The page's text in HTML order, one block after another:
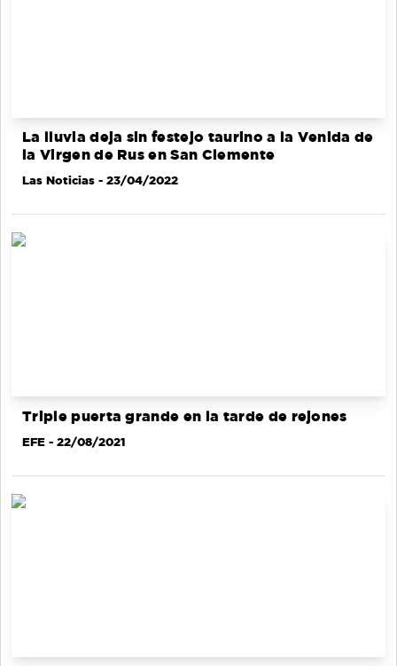
La lluvia deja sin festejo taurino a la Venida de
la Virgen de Rus en San Clemente
Las Noticias - 23/04/2022
Triple puerta grande en la tarde de rejones
EFE - 22/08/2021